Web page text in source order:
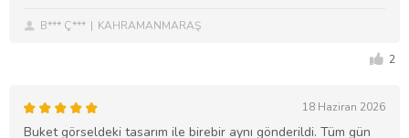
B*** Ç*** KAHRAMANMARAŞ
2
18 Haziran 2026
Buket görseldeki tasarım ile birebir aynı gönderildi. Tüm gün